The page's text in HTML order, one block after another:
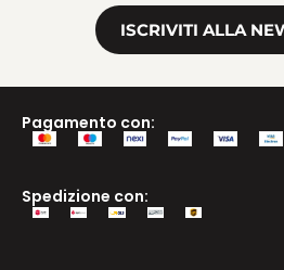
ISCRIVITI ALLA
Pagamento con:
Spedizione con: